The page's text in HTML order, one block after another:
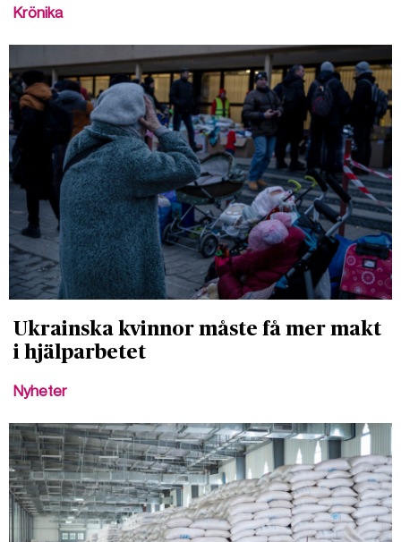
Krönika
Ukrainska kvinnor måste få mer makt
i hjälparbetet
Nyheter